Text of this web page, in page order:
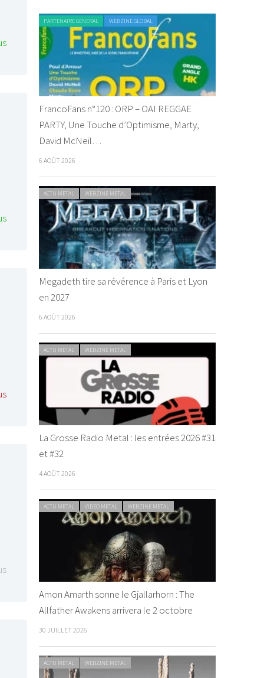
PARTENAIRE GENERAL WEBZINE GLOBAL
FrancoFans n°120 : ORP – OAI REGGAE
PARTY, Une Touche d’Optimisme, Marty,
David McNeil…
6 AOÛT 2026
ACTU METAL WEBZINE METAL
Megadeth tire sa révérence à Paris et Lyon
en 2027
6 AOÛT 2026
ACTU METAL WEBZINE METAL
La Grosse Radio Metal : les entrées 2026 #31
et #32
4 AOÛT 2026
ACTU METAL VIDEO METAL WEBZINE METAL
Amon Amarth sonne le Gjallarhorn : The
Allfather Awakens arrivera le 2 octobre
30 JUILLET 2026
ACTU METAL WEBZINE METAL